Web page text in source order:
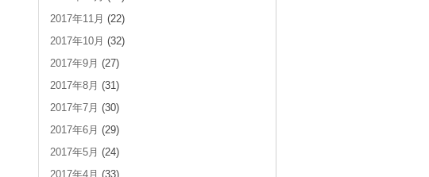
2017年11月 (22)
2017年10月 (32)
2017年9月 (27)
2017年8月 (31)
2017年7月 (30)
2017年6月 (29)
2017年5月 (24)
2017年4月 (33)